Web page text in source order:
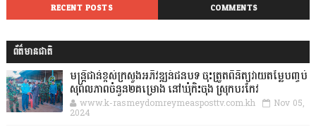
RECENT POSTS COMMENTS
ព័ត៌មានជាតិ
មន្ត្រីជាន់ខ្ពស់ក្រសួងអភិវឌ្ឍន៍ជនបទ ចុះត្រួតពិនិត្យវាយតម្លៃបញ្ចប់
សុពលភាពចំនួន២គម្រោង នៅឃុំកិះចុង ស្រុកបរកែវ
www.k-rasmeydomreymeasposttv.com.kh Nov 05,
2024